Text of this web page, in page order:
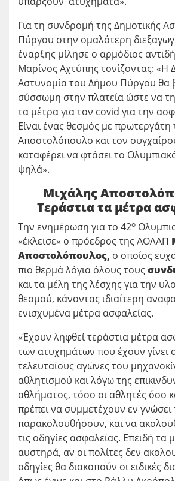
Για τη συνδρομή της Δημοτικής
Πύργου στην ομαλότερη
έναρξης μίλησε ο αρμόδιος
Μαρίνος Αχτύπης τονίζοντας: «Η
Αστυνομία του Δήμου Πύργου θα
σύσσωμη στην πλατεία ώστε να
τα μέτρα για τον covid για την
Είναι ένας θεσμός με
Αποστολόπουλο και τον
καταφέρει να φτάσει το
ψηλά».
Μιχάλης
Τεράστια τα μέτρα
Την ενημέρωση για το 42ο
«έκλεισε» ο πρόεδρος της ΑΟΛΑΠ
Αποστολόπουλος, ο οποίος
πιο θερμά λόγια όλους τους
και τα μέλη της λέσχης για την
θεσμού, κάνοντας ιδιαίτερη
ενισχυμένα μέτρα ασφαλείας.
«Έχουν ληφθεί τεράστια μέτρα
των ατυχημάτων που έχουν γίνει
τελευταίους αγώνες του
αθλητισμού και λόγω της
αθλήματος, τόσο οι αθλητές όσο
πρέπει να συμμετέχουν εν γνώσει
παρακολουθήσουν, και να
τις οδηγίες ασφαλείας. Επειδή τα
αυστηρά, αν οι πολίτες δεν
οδηγίες θα διακοπούν οι ειδικές